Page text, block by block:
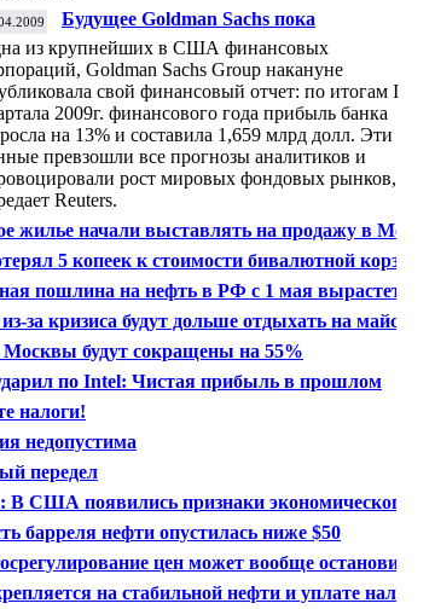
Будущее Goldman Sachs пока
неопределенно
из крупнейших в США финансовых
Goldman Sachs Group накануне
свой финансовый отчет: по итогам I
2009г. финансового года прибыль банка
на 13% и составила 1,659 млрд долл. Эти
превзошли все прогнозы аналитиков и
рост мировых фондовых рынков,
Reuters.
жилье начали выставлять на продажу в Москве
5 копеек к стоимости бивалютной корзины
пошлина на нефть в РФ с 1 мая вырастет до
за кризиса будут дольше отдыхать на майские
Москвы будут сокращены на 55%
по Intel: Чистая прибыль в прошлом
рухнула на 55%
налоги!
недопустима
передел
В США появились признаки экономического
барреля нефти опустилась ниже $50
цен может вообще остановить
на стабильной нефти и уплате налогов